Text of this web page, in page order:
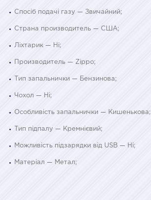
Спосіб подачі газу — Звичайний;
Страна производитель — США;
Ліхтарик — Ні;
Производитель — Zippo;
Тип запальнички — Бензинова;
Чохол — Ні;
Особливість запальнички — Кишенькова;
Тип підпалу — Кремнієвий;
Можливість підзарядки від USB — Ні;
Матеріал — Метал;